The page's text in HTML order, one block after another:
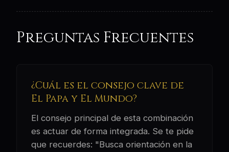
Preguntas Frecuentes
¿Cuál es el consejo clave de
El Papa y El Mundo?
El consejo principal de esta combinación
es actuar de forma integrada. Se te pide
que recuerdes: "Busca orientación en la